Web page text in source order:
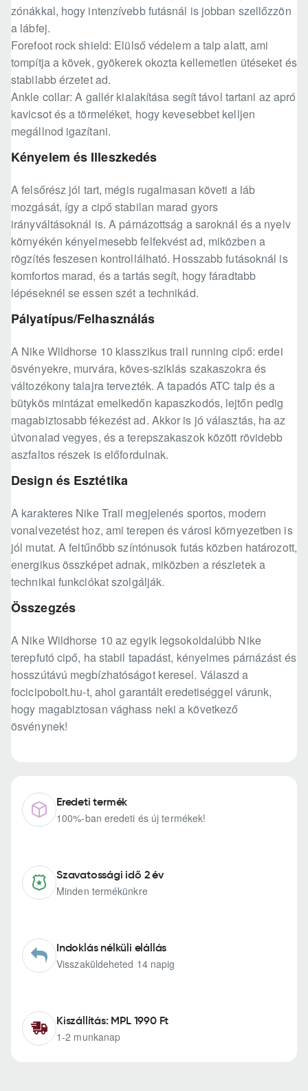
zónákkal, hogy intenzívebb futásnál is jobban szellőzzön
a lábfej.
Forefoot rock shield: Elülső védelem a talp alatt, ami
tompítja a kövek, gyökerek okozta kellemetlen ütéseket és
stabilabb érzetet ad.
Ankle collar: A gallér kialakítása segít távol tartani az apró
kavicsot és a törmeléket, hogy kevesebbet kelljen
megállnod igazítani.
Kényelem és Illeszkedés
A felsőrész jól tart, mégis rugalmasan követi a láb
mozgását, így a cipő stabilan marad gyors
irányváltásoknál is. A párnázottság a saroknál és a nyelv
környékén kényelmesebb felfekvést ad, miközben a
rögzítés feszesen kontrollálható. Hosszabb futásoknál is
komfortos marad, és a tartás segít, hogy fáradtabb
lépéseknél se essen szét a technikád.
Pályatípus/Felhasználás
A Nike Wildhorse 10 klasszikus trail running cipő: erdei
ösvényekre, murvára, köves-sziklás szakaszokra és
változékony talajra tervezték. A tapadós ATC talp és a
bütykös mintázat emelkedőn kapaszkodós, lejtőn pedig
magabiztosabb fékezést ad. Akkor is jó választás, ha az
útvonalad vegyes, és a terepszakaszok között rövidebb
aszfaltos részek is előfordulnak.
Design és Esztétika
A karakteres Nike Trail megjelenés sportos, modern
vonalvezetést hoz, ami terepen és városi környezetben is
jól mutat. A feltűnőbb színtónusok futás közben határozott,
energikus összképet adnak, miközben a részletek a
technikai funkciókat szolgálják.
Összegzés
A Nike Wildhorse 10 az egyik legsokoldalúbb Nike
terepfutó cipő, ha stabil tapadást, kényelmes párnázást és
hosszútávú megbízhatóságot keresel. Válaszd a
focicipobolt.hu-t, ahol garantált eredetiséggel várunk,
hogy magabiztosan vághass neki a következő
ösvénynek!
Eredeti termék
100%-ban eredeti és új termékek!
Szavatossági idő 2 év
Minden termékünkre
Indoklás nélküli elállás
Visszaküldeheted 14 napig
Kiszállítás: MPL 1990 Ft
1-2 munkanap